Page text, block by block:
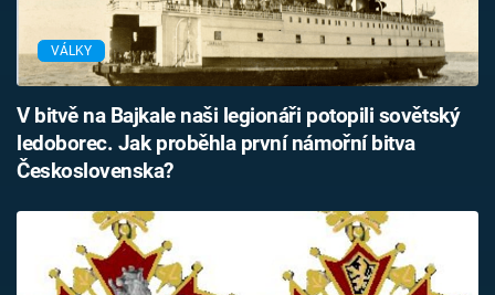
VÁLKY
V bitvě na Bajkale naši legionáři potopili sovětský
ledoborec. Jak proběhla první námořní bitva
Československa?